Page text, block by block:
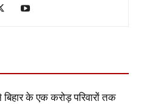
के एक करोड़ परिवारों तक